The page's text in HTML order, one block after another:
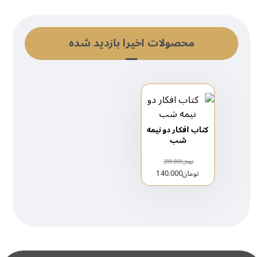
محصولات اخیرا بازدید شده
کتاب افکار دو نیمه‌
شب
تومان200.000
تومان140.000